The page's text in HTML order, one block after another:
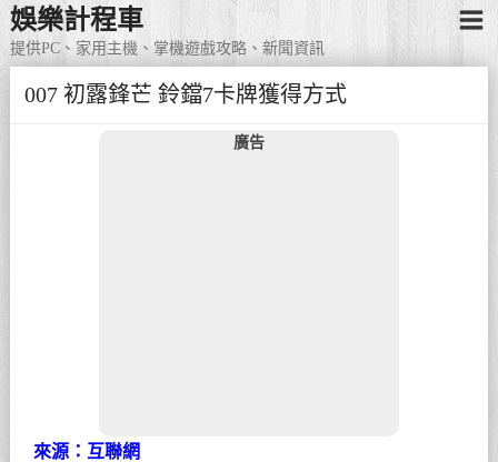
娛樂計程車
提供PC、家用主機、掌機遊戲攻略、新聞資訊
007 初露鋒芒 鈴鐺7卡牌獲得方式
廣告
來源：互聯網